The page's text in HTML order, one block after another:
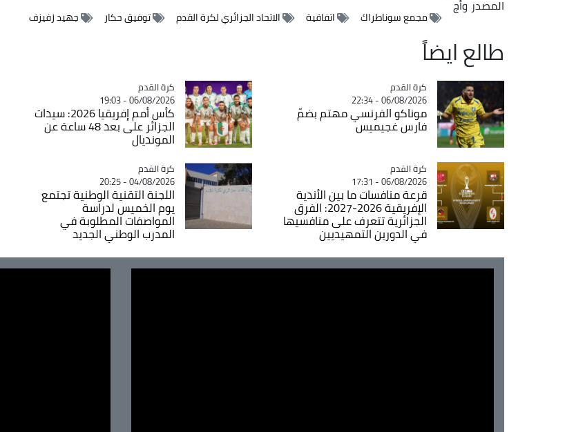
المصدر وأج
مجمع سوناطراك اتفاقية الاتحاد الجزائري لكرة القدم توفيق حكار جهيد زفيزف
طالع ايضاً
Catégorie
كرة القدم
06/08/2026 - 22:34
موناكو الفرنسي مهتم بضمّ
فارس غجيميس
Catégorie
كرة القدم
06/08/2026 - 19:03
كأس أمم إفريقيا 2026: سيدات
الجزائر على بعد 48 ساعة عن
المونديال
Catégorie
كرة القدم
06/08/2026 - 17:31
قرعة منافسات ما بين الأندية
الإفريقية 2026-2027: الفرق
الجزائرية تتعرف على منافسيها
في الدورين التمهيديين
Catégorie
كرة القدم
04/08/2026 - 20:25
اللجنة التقنية الوطنية تجتمع
يوم الخميس لدراسة
المواصفات المطلوبة في
المدرب الوطني الجديد